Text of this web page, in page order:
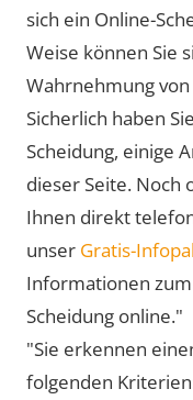
sich ein Online-
Weise können Sie
Wahrnehmung
Sicherlich haben
Scheidung, einige
dieser Seite. Noch
Ihnen direkt
unser Gratis-
Informationen
Scheidung online."
"Sie erkennen
folgenden